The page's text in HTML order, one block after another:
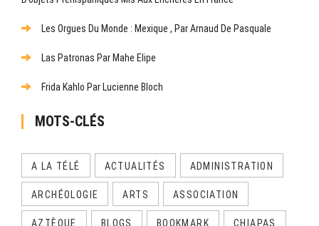
Les Orgues Du Monde : Mexique , Par Arnaud De Pasquale
Las Patronas Par Mahe Elipe
Frida Kahlo Par Lucienne Bloch
MOTS-CLÉS
A LA TÉLÉ ACTUALITÉS ADMINISTRATION
ARCHÉOLOGIE ARTS ASSOCIATION
AZTÈQUE BLOGS BOOKMARK CHIAPAS